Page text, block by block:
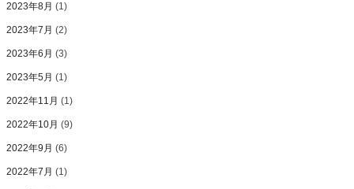
2023年8月 (1)
2023年7月 (2)
2023年6月 (3)
2023年5月 (1)
2022年11月 (1)
2022年10月 (9)
2022年9月 (6)
2022年7月 (1)